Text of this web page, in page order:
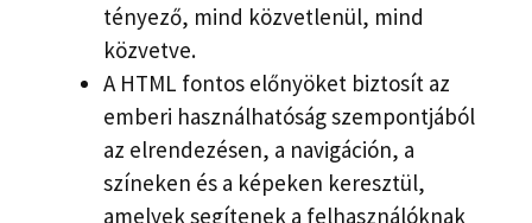
tényező, mind közvetlenül, mind
közvetve.
A HTML fontos előnyöket biztosít az
emberi használhatóság szempontjából
az elrendezésen, a navigáción, a
színeken és a képeken keresztül,
amelyek segítenek a felhasználóknak